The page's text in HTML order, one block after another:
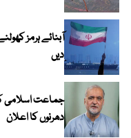
دیں
دھرنوں کا اعلان